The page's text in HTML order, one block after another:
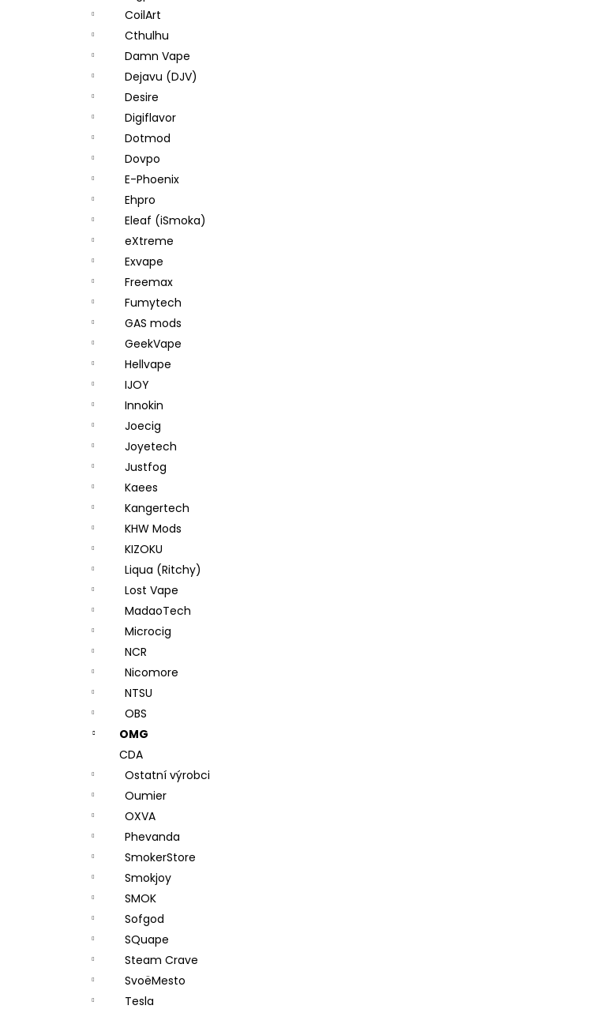
CoilArt
Cthulhu
Damn Vape
Dejavu (DJV)
Desire
Digiflavor
Dotmod
Dovpo
E-Phoenix
Ehpro
Eleaf (iSmoka)
eXtreme
Exvape
Freemax
Fumytech
GAS mods
GeekVape
Hellvape
IJOY
Innokin
Joecig
Joyetech
Justfog
Kaees
Kangertech
KHW Mods
KIZOKU
Liqua (Ritchy)
Lost Vape
MadaoTech
Microcig
NCR
Nicomore
NTSU
OBS
OMG
CDA
Ostatní výrobci
Oumier
OXVA
Phevanda
SmokerStore
Smokjoy
SMOK
Sofgod
SQuape
Steam Crave
SvoëMesto
Tesla